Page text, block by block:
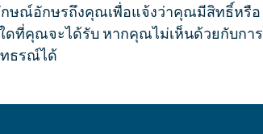
กษณ์อักษรถึงคุณเพื่อแจ้งว่าคุณมีสิทธิ์หรือ
ดที่คุณจะได้รับ หากคุณไม่เห็นด้วยกับการ
ธรณ์ได้